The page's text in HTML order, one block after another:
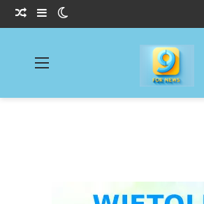
Willekeurig Artikel
Sidebar